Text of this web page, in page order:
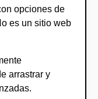
opciones de
es un sitio web
arrastrar y